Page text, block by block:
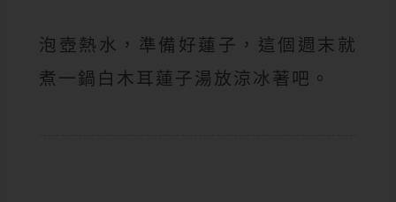
泡壺熱水，準備好蓮子，這個週末就
煮一鍋白木耳蓮子湯放涼冰著吧。